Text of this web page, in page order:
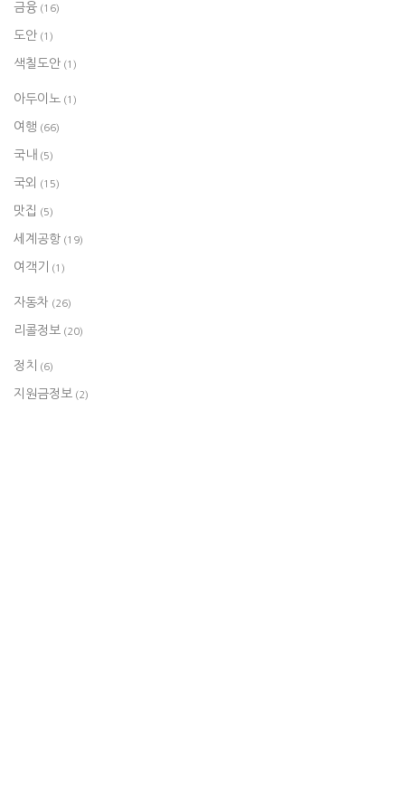
금융 (16)
도안 (1)
색칠도안 (1)
아두이노 (1)
여행 (66)
국내 (5)
국외 (15)
맛집 (5)
세계공항 (19)
여객기 (1)
자동차 (26)
리콜정보 (20)
정치 (6)
지원금정보 (2)